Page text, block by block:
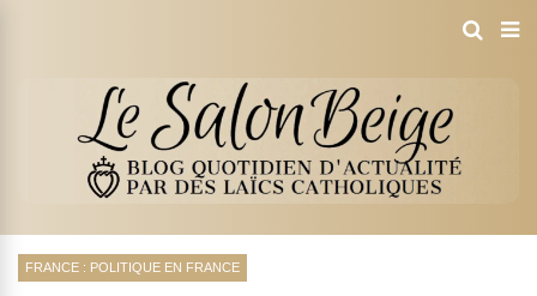
FRANCE : POLITIQUE EN FRANCE